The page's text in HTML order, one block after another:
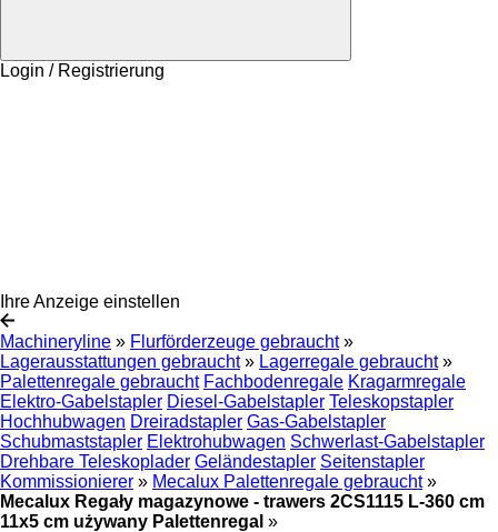
Login / Registrierung
Ihre Anzeige einstellen
Machineryline » Flurförderzeuge gebraucht »
Lagerausstattungen gebraucht » Lagerregale gebraucht »
Palettenregale gebraucht Fachbodenregale Kragarmregale
Elektro-Gabelstapler Diesel-Gabelstapler Teleskopstapler
Hochhubwagen Dreiradstapler Gas-Gabelstapler
Schubmaststapler Elektrohubwagen Schwerlast-Gabelstapler
Drehbare Teleskoplader Geländestapler Seitenstapler
Kommissionierer » Mecalux Palettenregale gebraucht »
Mecalux Regały magazynowe - trawers 2CS1115 L-360 cm
11x5 cm używany Palettenregal »